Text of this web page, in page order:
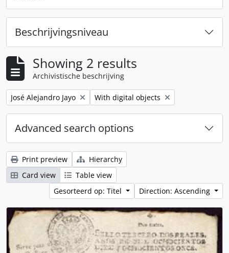
Beschrijvingsniveau
Showing 2 results
Archivistische beschrijving
Remove filter:
José Alejandro Jayo Remove filter:
With digital objects
Advanced search options
Print preview
Hierarchy
Card view
Table view
Gesorteerd op: Titel
Direction: Ascending